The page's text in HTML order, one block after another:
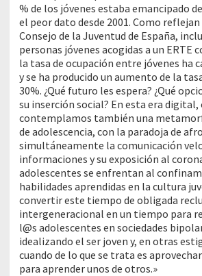
% de los jóvenes estaba emancipado
el peor dato desde 2001. Como
Consejo de la Juventud de España,
personas jóvenes acogidas a un ERTE
la tasa de ocupación entre jóvenes ha
y se ha producido un aumento de la
30%. ¿Qué futuro les espera? ¿Qué
su inserción social? En esta era digital,
contemplamos también una
de adolescencia, con la paradoja de
simultáneamente la comunicación
informaciones y su exposición al
adolescentes se enfrentan al
habilidades aprendidas en la cultura
convertir este tiempo de obligada
intergeneracional en un tiempo para
l@s adolescentes en sociedades
idealizando el ser joven y, en otras
cuando de lo que se trata es
para aprender unos de otros.»